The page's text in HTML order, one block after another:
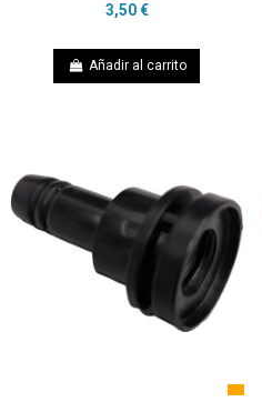
3,50 €
Añadir al carrito